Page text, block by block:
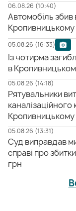
06.08.26 (10:40)
Автомобіль
Кропивницькому
05.08.26 (16:33)
Із чотирма
в
05.08.26 (14:18)
Рятувальники
Кропивницькому
05.08.26 (13:31)
Суд виправдав
справі про
грн